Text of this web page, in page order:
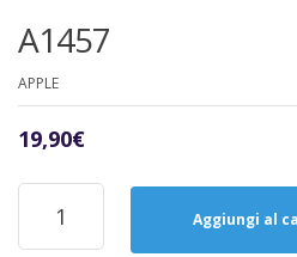
A1457
APPLE
19,90€
Riparazione
Sostituzione
Speaker
Aggiungi al